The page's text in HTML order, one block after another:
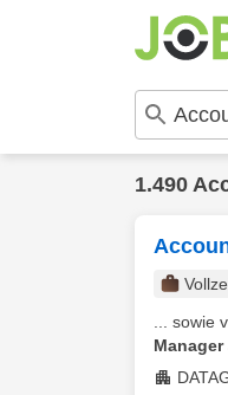
1.490
... sowie
Manager